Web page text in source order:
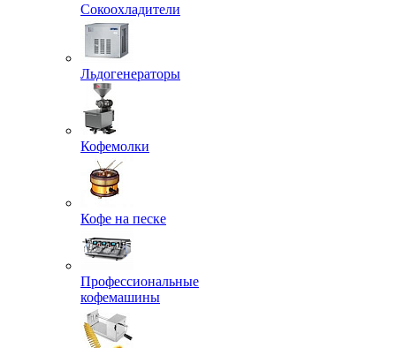
Сокоохладители
Льдогенераторы
Кофемолки
Кофе на песке
Профессиональные
кофемашины